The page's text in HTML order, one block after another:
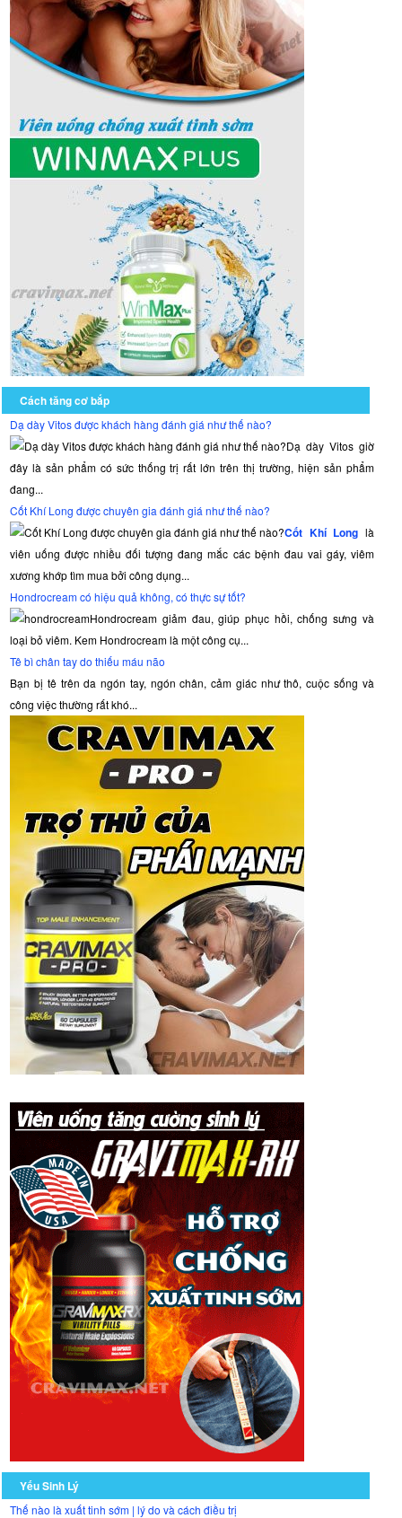
Cách tăng cơ bắp
Dạ dày Vitos được khách hàng đánh giá như thế nào?
Dạ dày Vitos giờ
đây là sản phẩm có sức thống trị rất lớn trên thị trường, hiện sản phẩm
đang...
Cốt Khí Long được chuyên gia đánh giá như thế nào?
Cốt Khí Long là
viên uống được nhiều đối tượng đang mắc các bệnh đau vai gáy, viêm
xương khớp tìm mua bởi công dụng...
Hondrocream có hiệu quả không, có thực sự tốt?
Hondrocream giảm đau, giúp phục hồi, chống sưng và
loại bỏ viêm. Kem Hondrocream là một công cụ...
Tê bì chân tay do thiếu máu não
Bạn bị tê trên da ngón tay, ngón chân, cảm giác như thô, cuộc sống và
công việc thường rất khó...
Yếu Sinh Lý
Thế nào là xuất tinh sớm | lý do và cách điều trị